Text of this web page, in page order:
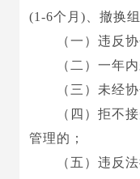
(1-6个月)、撤换
（一）违反
（二）一年
（三）未经
（四）拒不
管理的；
（五）违反